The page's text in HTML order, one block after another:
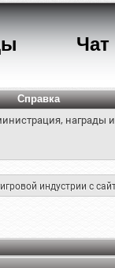
Чат
Справка
награды
индустрии с